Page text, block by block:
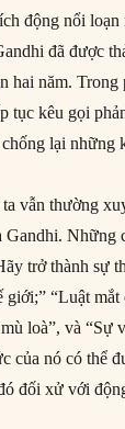
động nổi loạn
đã được
hai năm. Trong
tục kêu gọi
lại những
vẫn thường
Gandhi. Những
trở thành sự
giới;” “Luật mắt
loà”, và “Sự
của nó có thể
đối xử với